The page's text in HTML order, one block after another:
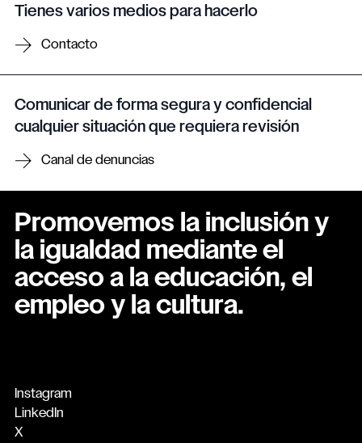
Tienes varios medios para hacerlo
Contacto
Comunicar de forma segura y confidencial
cualquier situación que requiera revisión
Canal de denuncias
Promovemos la inclusión y
la igualdad mediante el
acceso a la educación, el
empleo y la cultura.
Instagram
LinkedIn
X